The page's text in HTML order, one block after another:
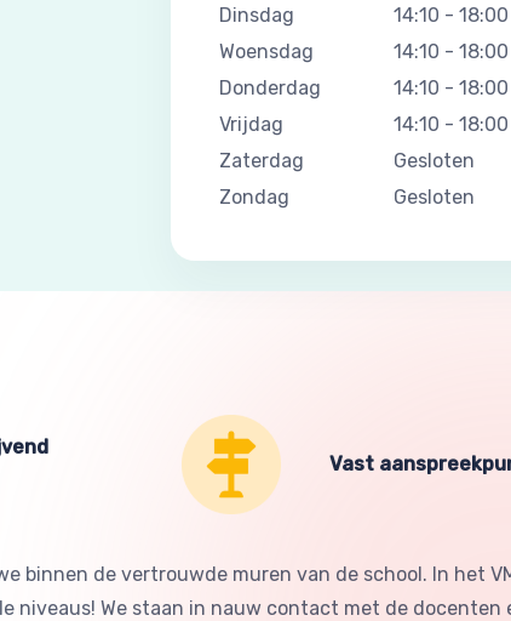
Dinsdag
14:10 - 18:00
Woensdag
14:10 - 18:00
Donderdag
14:10 - 18:00
Vrijdag
14:10 - 18:00
Zaterdag
Gesloten
Zondag
Gesloten
Vast
binnen de vertrouwde muren van de school. In het
niveaus! We staan in nauw contact met de docenten